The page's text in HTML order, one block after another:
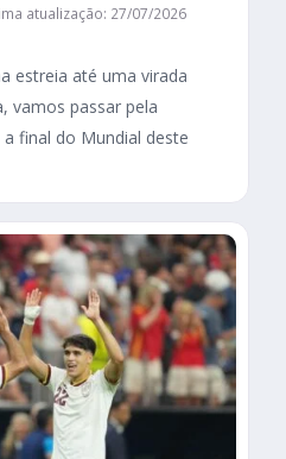
atualização: 27/07/2026
estreia até uma virada
vamos passar pela
final do Mundial deste